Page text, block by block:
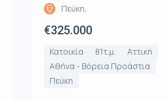
Πεύκη,
€325.000
Κατοικία 81τ.μ.
Αττική
Αθήνα - Βόρεια Προάστια
Πεύκη